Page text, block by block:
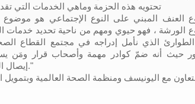
تحتويه هذه الحزمة وماهي الخدمات التي
الورشة ، فهو حيوي ومهم من ناحية تحديد خدمات
الذي نأمل إدراجه في مجتمع القطاع
حيث أنه ضمّ كوادر مهمة وأصحاب قرار ومَن
إيصال المعلومة للجهات المسؤولة."
مع اليونيسف ومنظمة الصحة العالمية وبتمويل